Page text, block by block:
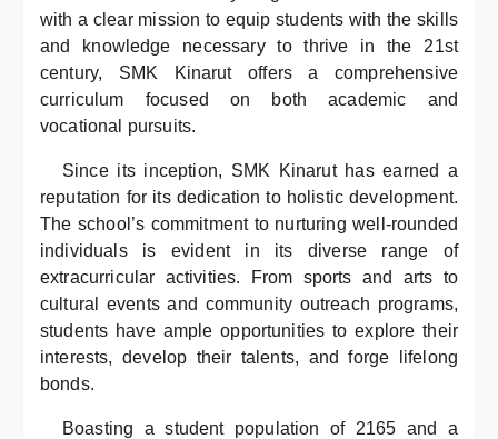
with a clear mission to equip students with the skills
and knowledge necessary to thrive in the 21st
century, SMK Kinarut offers a comprehensive
curriculum focused on both academic and
vocational pursuits.
Since its inception, SMK Kinarut has earned a
reputation for its dedication to holistic development.
The school’s commitment to nurturing well-rounded
individuals is evident in its diverse range of
extracurricular activities. From sports and arts to
cultural events and community outreach programs,
students have ample opportunities to explore their
interests, develop their talents, and forge lifelong
bonds.
Boasting a student population of 2165 and a